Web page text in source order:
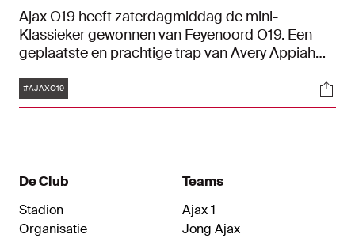
Ajax O19 heeft zaterdagmiddag de mini-
Klassieker gewonnen van Feyenoord O19. Een
geplaatste en prachtige trap van Avery Appiah
Tags
#AJAXO19
De Club
Stadion
Organisatie
Teams
Ajax 1
Jong Ajax